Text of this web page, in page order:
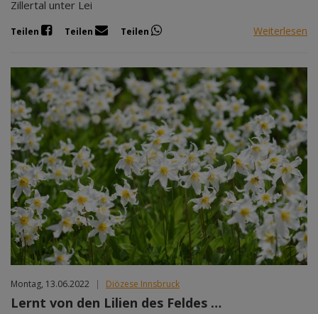
Zillertal unter Lei
Teilen Teilen Teilen Weiterlesen
Montag, 13.06.2022 | Diözese Innsbruck
Lernt von den Lilien des Feldes …